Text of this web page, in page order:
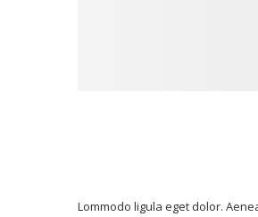
Lommodo ligula eget dolor.